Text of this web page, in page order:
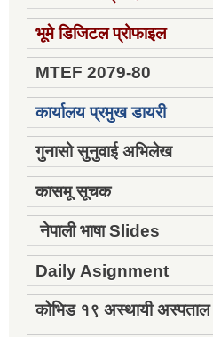
भूमे डिजिटल प्रोफाइल
MTEF 2079-80
कार्यालय प्रमुख डायरी
गुनासो सुनुवाई अभिलेख
कासमू सूचक
नेपाली भाषा Slides
Daily Asignment
कोभिड १९ अस्थायी अस्पताल